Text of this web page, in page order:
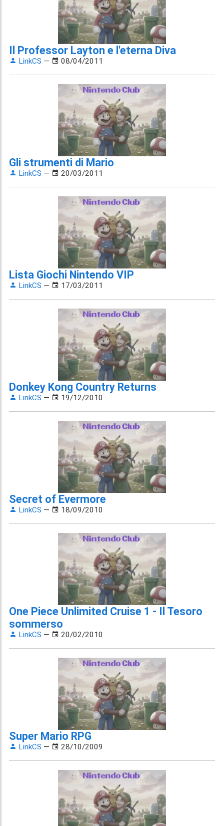
Il Professor Layton e l'eterna Diva
LinkCS — 08/04/2011
Gli strumenti di Mario
LinkCS — 20/03/2011
Lista Giochi Nintendo VIP
LinkCS — 17/03/2011
Donkey Kong Country Returns
LinkCS — 19/12/2010
Secret of Evermore
LinkCS — 18/09/2010
One Piece Unlimited Cruise 1 - Il Tesoro
sommerso
LinkCS — 20/02/2010
Super Mario RPG
LinkCS — 28/10/2009